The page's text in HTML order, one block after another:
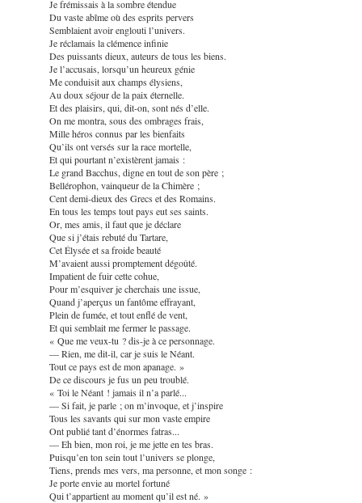
Je frémissais à la sombre étendue
Du vaste abîme où des esprits pervers
Semblaient avoir englouti l’univers.
Je réclamais la clémence infinie
Des puissants dieux, auteurs de tous les biens.
Je l’accusais, lorsqu’un heureux génie
Me conduisit aux champs élysiens,
Au doux séjour de la paix éternelle.
Et des plaisirs, qui, dit-on, sont nés d’elle.
On me montra, sous des ombrages frais,
Mille héros connus par les bienfaits
Qu’ils ont versés sur la race mortelle,
Et qui pourtant n’existèrent jamais :
Le grand Bacchus, digne en tout de son père ;
Bellérophon, vainqueur de la Chimère ;
Cent demi-dieux des Grecs et des Romains.
En tous les temps tout pays eut ses saints.
Or, mes amis, il faut que je déclare
Que si j’étais rebuté du Tartare,
Cet Élysée et sa froide beauté
M’avaient aussi promptement dégoûté.
Impatient de fuir cette cohue,
Pour m’esquiver je cherchais une issue,
Quand j’aperçus un fantôme effrayant,
Plein de fumée, et tout enflé de vent,
Et qui semblait me fermer le passage.
« Que me veux-tu ? dis-je à ce personnage.
— Rien, me dit-il, car je suis le Néant.
Tout ce pays est de mon apanage. »
De ce discours je fus un peu troublé.
« Toi le Néant ! jamais il n’a parlé...
— Si fait, je parle ; on m’invoque, et j’inspire
Tous les savants qui sur mon vaste empire
Ont publié tant d’énormes fatras...
— Eh bien, mon roi, je me jette en tes bras.
Puisqu’en ton sein tout l’univers se plonge,
Tiens, prends mes vers, ma personne, et mon songe :
Je porte envie au mortel fortuné
Qui t’appartient au moment qu’il est né. »